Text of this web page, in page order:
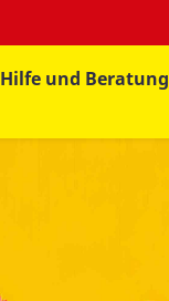
Hilfe und Beratung